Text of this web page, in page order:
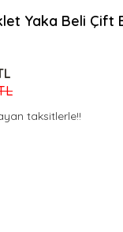
Yaka Beli Çift
taksitlerle!!